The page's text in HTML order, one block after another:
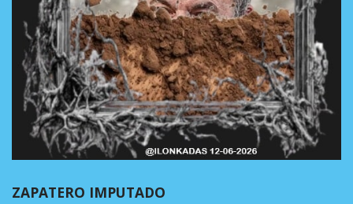
ZAPATERO IMPUTADO